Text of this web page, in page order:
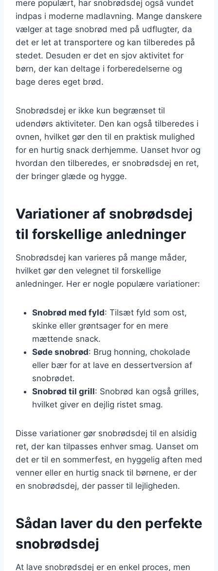
mere populært, har snobrødsdej også vundet
indpas i moderne madlavning. Mange danskere
vælger at tage snobrød med på udflugter, da
det er let at transportere og kan tilberedes på
stedet. Desuden er det en sjov aktivitet for
børn, der kan deltage i forberedelserne og
bage deres eget brød.
Snobrødsdej er ikke kun begrænset til
udendørs aktiviteter. Den kan også tilberedes i
ovnen, hvilket gør den til en praktisk mulighed
for en hurtig snack derhjemme. Uanset hvor og
hvordan den tilberedes, er snobrødsdej en ret,
der bringer glæde og hygge.
Variationer af snobrødsdej
til forskellige anledninger
Snobrødsdej kan varieres på mange måder,
hvilket gør den velegnet til forskellige
anledninger. Her er nogle populære variationer:
Snobrød med fyld: Tilsæt fyld som ost,
skinke eller grøntsager for en mere
mættende snack.
Søde snobrød: Brug honning, chokolade
eller bær for at lave en dessertversion af
snobrødet.
Snobrød til grill: Snobrød kan også grilles,
hvilket giver en dejlig ristet smag.
Disse variationer gør snobrødsdej til en alsidig
ret, der kan tilpasses enhver smag. Uanset om
det er til en sommerfest, en hyggelig aften med
venner eller en hurtig snack til børnene, er der
en snobrødsdej, der passer til lejligheden.
Sådan laver du den perfekte
snobrødsdej
At lave snobrødsdej er en enkel proces, men